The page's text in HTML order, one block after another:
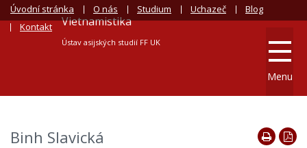
Vietnamistika
Ústav asijských studií FF UK
Binh Slavická
Menu
Úvodní stránka O nás Studium Uchazeč
Blog
Kontakt